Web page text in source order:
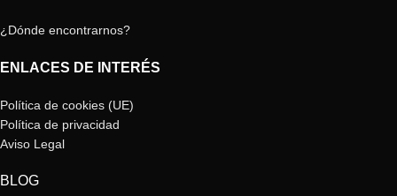
¿Dónde encontrarnos?
ENLACES DE INTERÉS
Política de cookies (UE)
Política de privacidad
Aviso Legal
BLOG